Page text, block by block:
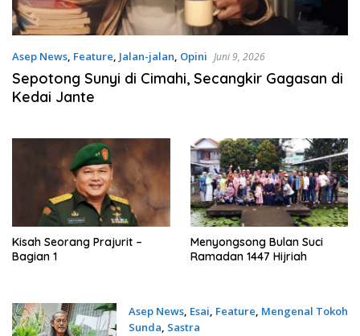
Asep News, Feature, Jalan-jalan, Opini Juni 9, 2026
Sepotong Sunyi di Cimahi, Secangkir Gagasan di
Kedai Jante
Kisah Seorang Prajurit –
Bagian 1
Menyongsong Bulan Suci
Ramadan 1447 Hijriah
Asep News, Esai, Feature, Mengenal Tokoh
Sunda, Sastra